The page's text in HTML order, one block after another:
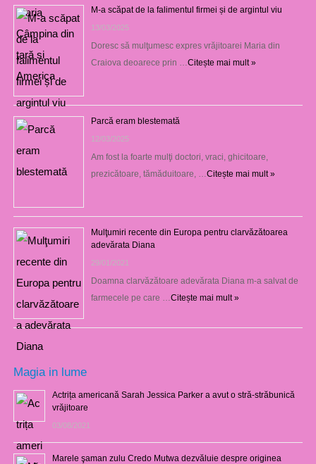
M-a scăpat de la falimentul firmei și de argintul viu
13/03/2025
Doresc să mulţumesc expres vrăjitoarei Maria din
Craiova deoarece prin … Citește mai mult »
Parcă eram blestemată
12/03/2025
Am fost la foarte mulţi doctori, vraci, ghicitoare,
prezicătoare, tămăduitoare, … Citește mai mult »
Mulţumiri recente din Europa pentru clarvăzătoarea
adevărata Diana
29/01/2021
Doamna clarvăzătoare adevărata Diana m-a salvat de
farmecele pe care … Citește mai mult »
Magia in lume
Actrița americană Sarah Jessica Parker a avut o stră-străbunică
vrăjitoare
03/08/2021
Marele şaman zulu Credo Mutwa dezvăluie despre originea